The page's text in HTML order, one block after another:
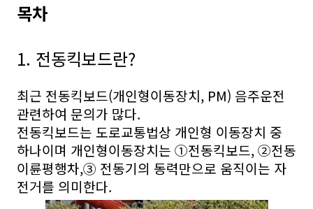
목차
1. 전동킥보드란?
최근 전동킥보드(개인형이동장치, PM) 음주운전
관련하여 문의가 많다.
전동킥보드는 도로교통법상 개인형 이동장치 중
하나이며 개인형이동장치는 ①전동킥보드, ②전동
이륜평행차,③ 전동기의 동력만으로 움직이는 자
전거를 의미한다.